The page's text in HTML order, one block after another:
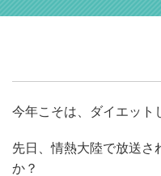
今年こそは、ダイエット
先日、情熱大陸で放送さ
か？